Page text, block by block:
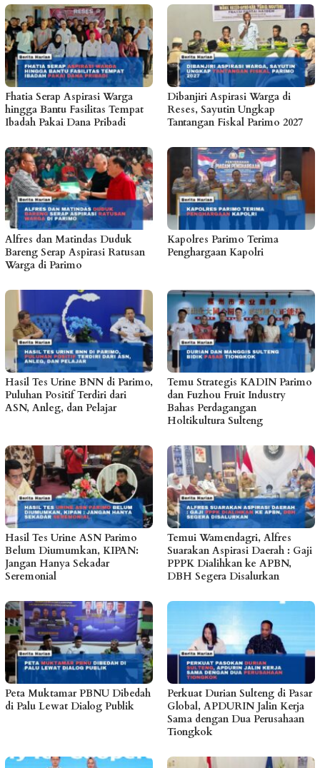
Fhatia Serap Aspirasi Warga
hingga Bantu Fasilitas Tempat
Ibadah Pakai Dana Pribadi
Dibanjiri Aspirasi Warga di
Reses, Sayutin Ungkap
Tantangan Fiskal Parimo 2027
Alfres dan Matindas Duduk
Bareng Serap Aspirasi Ratusan
Warga di Parimo
Kapolres Parimo Terima
Penghargaan Kapolri
Hasil Tes Urine BNN di Parimo,
Puluhan Positif Terdiri dari
ASN, Anleg, dan Pelajar
Temu Strategis KADIN Parimo
dan Fuzhou Fruit Industry
Bahas Perdagangan
Holtikultura Sulteng
Hasil Tes Urine ASN Parimo
Belum Diumumkan, KIPAN:
Jangan Hanya Sekadar
Seremonial
Temui Wamendagri, Alfres
Suarakan Aspirasi Daerah : Gaji
PPPK Dialihkan ke APBN,
DBH Segera Disalurkan
Peta Muktamar PBNU Dibedah
di Palu Lewat Dialog Publik
Perkuat Durian Sulteng di Pasar
Global, APDURIN Jalin Kerja
Sama dengan Dua Perusahaan
Tiongkok